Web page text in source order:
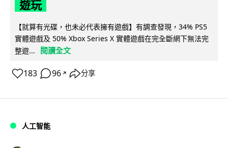
遊玩
【就算有光碟，也未必代表擁有遊戲】有調查發現，34% PS5
實體遊戲及 50% Xbox Series X 實體遊戲在完全斷網下無法完
整遊...
閱讀全文
183 96 ↗ 分享
人工智能